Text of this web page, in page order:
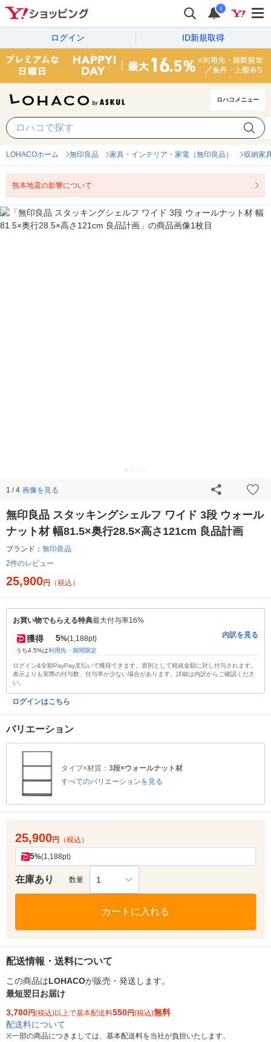
i
ログイン ID新規取得
ロハコメニュー
LOHACOホーム 無印良品 家具・インテリア・家電（無印良品） 収納家
熊本地震の影響について
1 / 4 画像を見る
無印良品 スタッキングシェルフ ワイド 3段 ウォール
ナット材 幅81.5×奥行28.5×高さ121cm 良品計画
ブランド： 無印良品
2件のレビュー
25,900円 （税込）
お買い物でもらえる特典最大付与率16%
獲得 5%(1,188pt)
うち4.5%は利用先・期間限定
内訳を見る
ログイン&全額PayPay支払いで獲得できます。原則として税抜金額に対し付与されます。
表示よりも実際の付与数、付与率が少ない場合があります。詳細は内訳からご確認くださ
い。
ログインはこちら
バリエーション
タイプ×材質： 3段×ウォールナット材
すべてのバリエーションを見る
25,900円 （税込）
5%(1,188pt)
在庫あり 数量 1
カートに入れる
配送情報・送料について
この商品はLOHACOが販売・発送します。
最短翌日お届け
3,780円(税込)以上で基本配送料550円(税込)無料
配送料について
※一部の商品につきましては、基本配送料を当社が負担いたします。